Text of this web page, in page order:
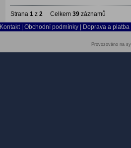
Strana 1 z 2 Celkem 39 záznamů
Kontakt
Obchodní podmínky Doprava a platba
Provozováno na